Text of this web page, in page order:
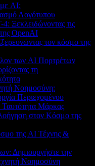
AI:
Λογότυπου
Ξεκλειδώνοντας τις
OpenAI
τον κόσμο της
των AI Πορτρέτων
τη
Νοημοσύνη:
Περιεχομένου
Μάρκας
στον Κόσμο της
της AI Τέχνης &
Δημιουργήστε την
Νοημοσύνη